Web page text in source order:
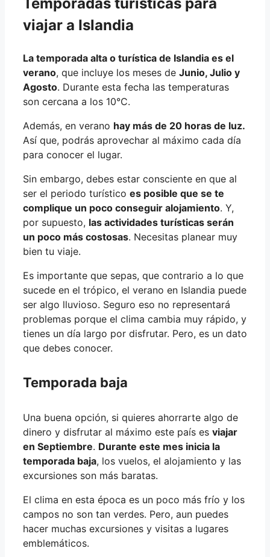
viajar a Islandia
La temporada alta o turística de Islandia es el
verano, que incluye los meses de Junio, Julio y
Agosto. Durante esta fecha las temperaturas
son cercana a los 10°C.
Además, en verano hay más de 20 horas de luz.
Así que, podrás aprovechar al máximo cada día
para conocer el lugar.
Sin embargo, debes estar consciente en que al
ser el periodo turístico es posible que se te
complique un poco conseguir alojamiento. Y,
por supuesto, las actividades turísticas serán
un poco más costosas. Necesitas planear muy
bien tu viaje.
Es importante que sepas, que contrario a lo que
sucede en el trópico, el verano en Islandia puede
ser algo lluvioso. Seguro eso no representará
problemas porque el clima cambia muy rápido, y
tienes un día largo por disfrutar. Pero, es un dato
que debes conocer.
Temporada baja
Una buena opción, si quieres ahorrarte algo de
dinero y disfrutar al máximo este país es viajar
en Septiembre. Durante este mes inicia la
temporada baja, los vuelos, el alojamiento y las
excursiones son más baratas.
El clima en esta época es un poco más frío y los
campos no son tan verdes. Pero, aun puedes
hacer muchas excursiones y visitas a lugares
emblemáticos.